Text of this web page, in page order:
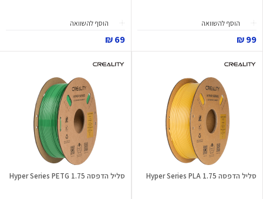
הוסף להשוואה
99 ₪
הוסף להשוואה
69 ₪
סליל הדפסה Hyper Series PLA 1.75 סליל הדפסה Hyper Series PETG 1.75